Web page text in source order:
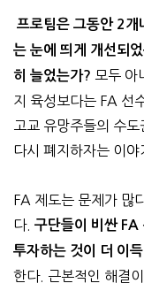
프로팀은 그동안 2개
는 눈에 띄게 개선되
히 늘었는가? 모두 아
지 육성보다는 FA 선
고교 유망주들의 수
다시 폐지하자는 이야
FA 제도는 문제가 많
다. 구단들이 비싼 FA
투자하는 것이 더 이
한다. 근본적인 해결